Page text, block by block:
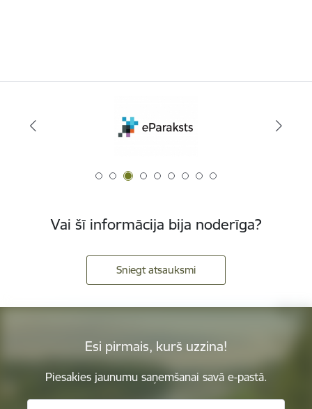
Vai šī informācija bija noderīga?
Sniegt atsauksmi
Esi pirmais, kurš uzzina!
Piesakies jaunumu saņemšanai savā e-pastā.